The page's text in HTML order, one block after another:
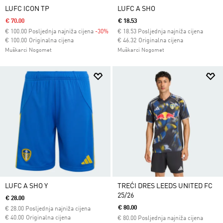
LUFC ICON TP
€ 70.00
€ 100.00 Posljednja najniža cijena -30%
Originalna cijena
Cijena umanjena od
€ 100.00za
Muškarci Nogomet
LUFC A SHO
€ 18.53
€ 18.53 Posljednja najniža cijena
Originalna cijena
Cijena umanjena od
€ 46.32za
Muškarci Nogomet
LUFC A SHO Y
€ 28.00
€ 28.00 Posljednja najniža cijena
Originalna cijena
Cijena umanjena od
€ 40.00za
TREĆI DRES LEEDS UNITED FC
25/26
€ 80.00
€ 80.00 Posljednja najniža cijena